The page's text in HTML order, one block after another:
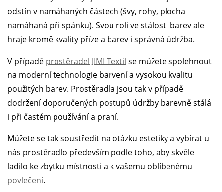
odstín v namáhaných částech (švy, rohy, plocha
namáhaná při spánku). Svou roli ve stálosti barev ale
hraje kromě kvality příze a barev i správná údržba.
V případě prostěradel JIMI Textil se můžete spolehnout
na moderní technologie barvení a vysokou kvalitu
použitých barev. Prostěradla jsou tak v případě
dodržení doporučených postupů údržby barevně stálá
i při častém používání a praní.
Můžete se tak soustředit na otázku estetiky a vybírat u
nás prostěradlo především podle toho, aby skvěle
ladilo ke zbytku místnosti a k vašemu oblíbenému
povlečení.